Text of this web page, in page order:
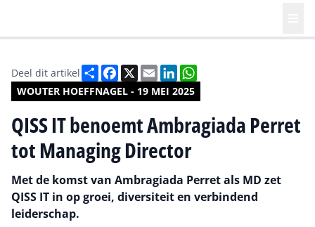
WOUTER HOEFFNAGEL - 19 MEI 2025
Deel dit artikel DeelFacebook
X EmailLinkedIn
QISS IT benoemt Ambragiada Perret
tot Managing Director
Met de komst van Ambragiada Perret als MD zet
QISS IT in op groei, diversiteit en verbindend
leiderschap.